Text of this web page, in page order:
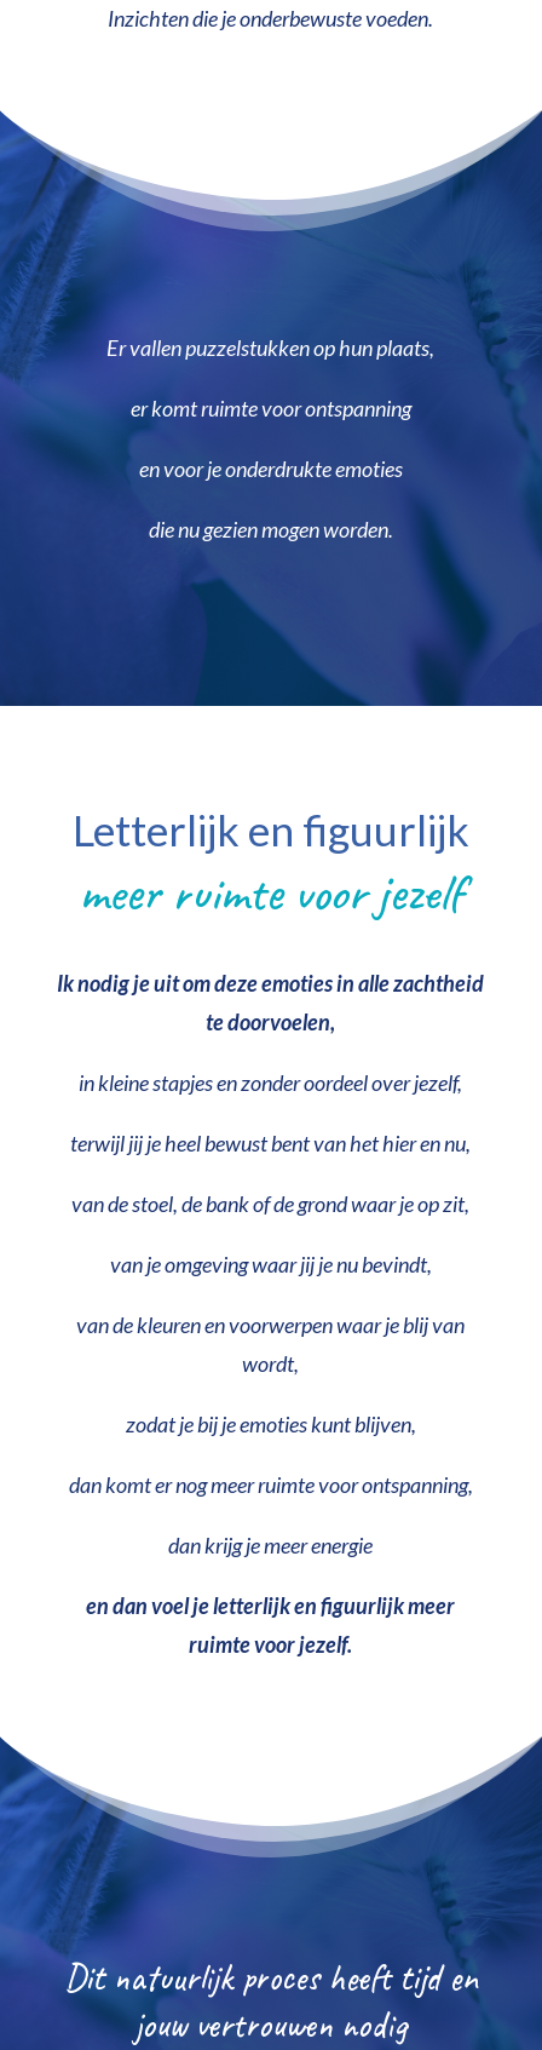
Inzichten die je onderbewuste voeden.
Er vallen puzzelstukken op hun plaats,
er komt ruimte voor ontspanning
en voor je onderdrukte emoties
die nu gezien mogen worden.
Letterlijk en figuurlijk
meer ruimte voor jezelf
Ik nodig je uit om deze emoties in alle zachtheid
te doorvoelen,
in kleine stapjes en zonder oordeel over jezelf,
terwijl jij je heel bewust bent van het hier en nu,
van de stoel, de bank of de grond waar je op zit,
van je omgeving waar jij je nu bevindt,
van de kleuren en voorwerpen waar je blij van
wordt,
zodat je bij je emoties kunt blijven,
dan komt er nog meer ruimte voor ontspanning,
dan krijg je meer energie
en dan voel je letterlijk en figuurlijk meer
ruimte voor jezelf.
Dit natuurlijk proces heeft tijd en
jouw vertrouwen nodig